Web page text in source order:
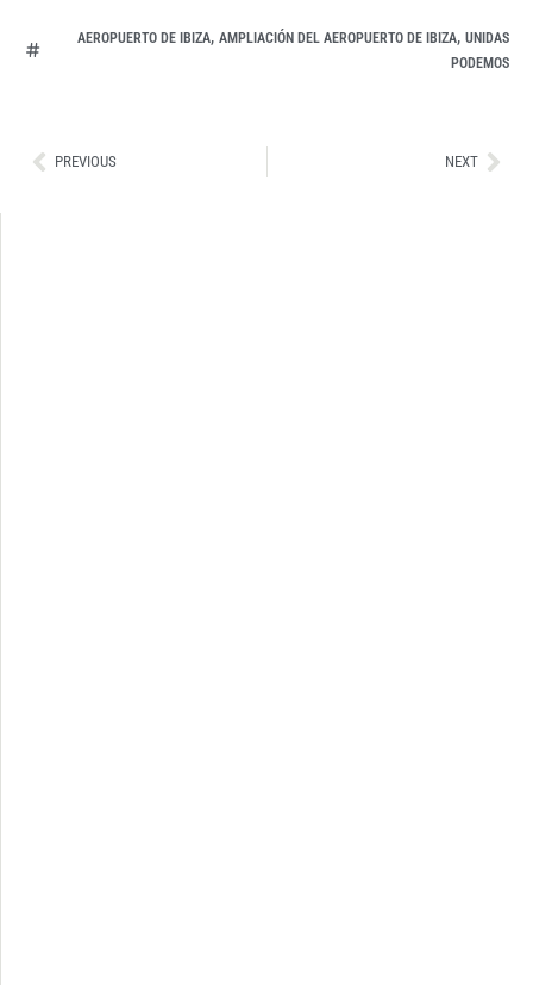
AEROPUERTO DE IBIZA, AMPLIACIÓN DEL AEROPUERTO DE IBIZA, UNIDAS
PODEMOS
AntPREVIOUS NEXT